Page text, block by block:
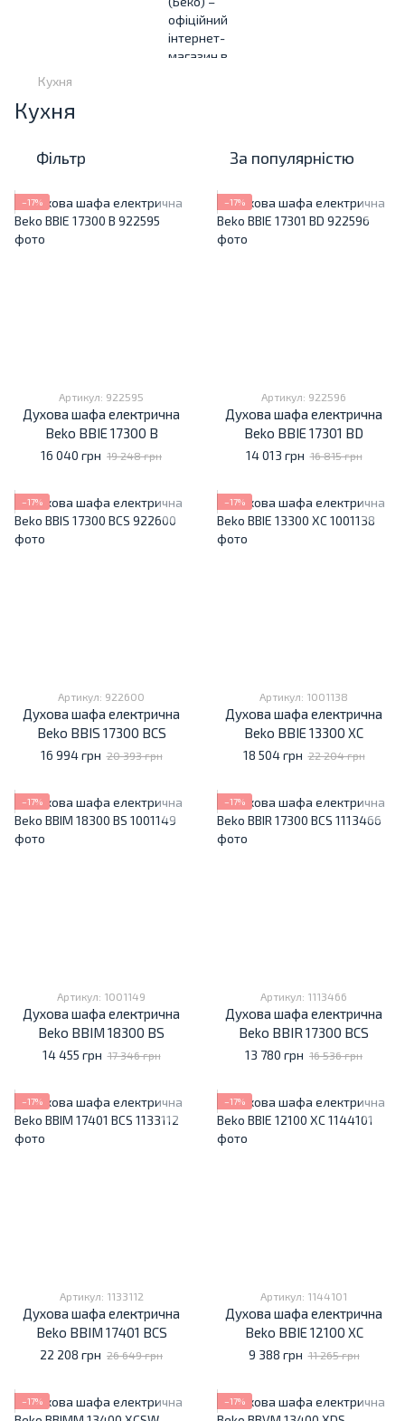
Кухня
Кухня
Фільтр За популярністю
−17%
Артикул: 922595
Духова шафа електрична
Beko BBIE 17300 B
16 040 грн 19 248 грн
−17%
Артикул: 922596
Духова шафа електрична
Beko BBIE 17301 BD
14 013 грн 16 815 грн
−17%
Артикул: 922600
Духова шафа електрична
Beko BBIS 17300 BCS
16 994 грн 20 393 грн
−17%
Артикул: 1001138
Духова шафа електрична
Beko BBIE 13300 XC
18 504 грн 22 204 грн
−17%
Артикул: 1001149
Духова шафа електрична
Beko BBIM 18300 BS
14 455 грн 17 346 грн
−17%
Артикул: 1113466
Духова шафа електрична
Beko BBIR 17300 BCS
13 780 грн 16 536 грн
−17%
Артикул: 1133112
Духова шафа електрична
Beko BBIM 17401 BCS
22 208 грн 26 649 грн
−17%
Артикул: 1144101
Духова шафа електрична
Beko BBIE 12100 XC
9 388 грн 11 265 грн
−17% −17%